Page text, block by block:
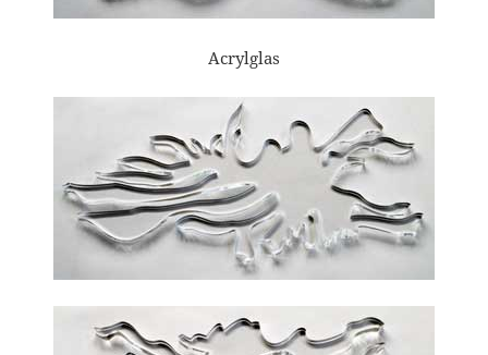
Acrylglas